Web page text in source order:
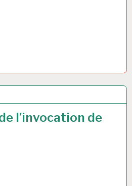
l’invocation de